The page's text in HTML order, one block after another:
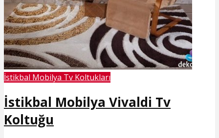
İstikbal Mobilya Tv Koltukları
İstikbal Mobilya Vivaldi Tv
Koltuğu